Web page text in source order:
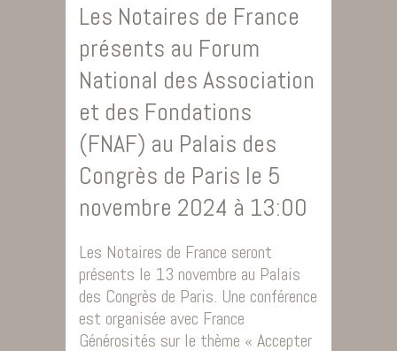
Les Notaires de France
présents au Forum
National des Association
et des Fondations
(FNAF) au Palais des
Congrès de Paris le 5
novembre 2024 à 13:00
Les Notaires de France seront
présents le 13 novembre au Palais
des Congrès de Paris. Une conférence
est organisée avec France
Générosités sur le thème « Accepter